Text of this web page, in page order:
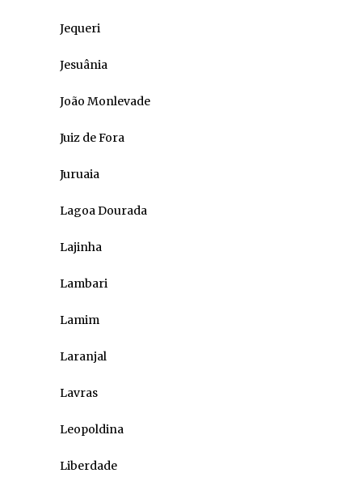
Jequeri
Jesuânia
João Monlevade
Juiz de Fora
Juruaia
Lagoa Dourada
Lajinha
Lambari
Lamim
Laranjal
Lavras
Leopoldina
Liberdade